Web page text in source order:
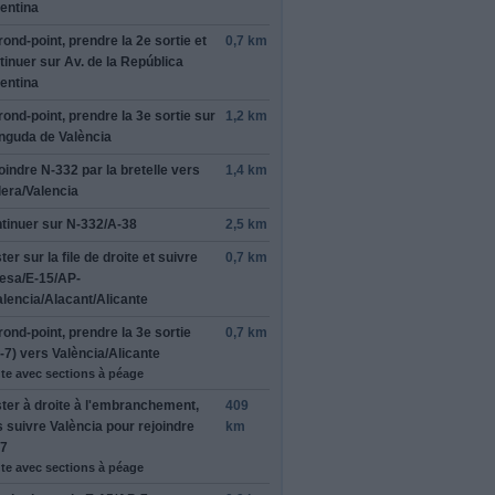
point, prendre la 2e sortie et
sur Av. de la República
0,7 km
point, prendre la 3e sortie sur
de València
1,2 km
N-332 par la bretelle vers
/Valencia
1,4 km
sur N-332/A-38 2,5 km
sur la file de droite et suivre
/E-15/AP-
/Alacant/Alicante
0,7 km
point, prendre la 3e sortie
7) vers València/Alicante
avec sections à péage
0,7 km
à droite à l'embranchement,
suivre València pour rejoindre
avec sections à péage
409
km
Paris,
cet avis